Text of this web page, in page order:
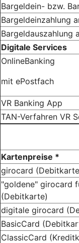
Bargeldein- bzw.
Bargeldeinzahlung
Bargeldauszahlung
Digitale Services
OnlineBanking
mit ePostfach
VR Banking App
TAN-Verfahren VR
Kartenpreise *
girocard
"goldene" girocard
(Debitkarte)
digitale girocard
BasicCard
ClassicCard